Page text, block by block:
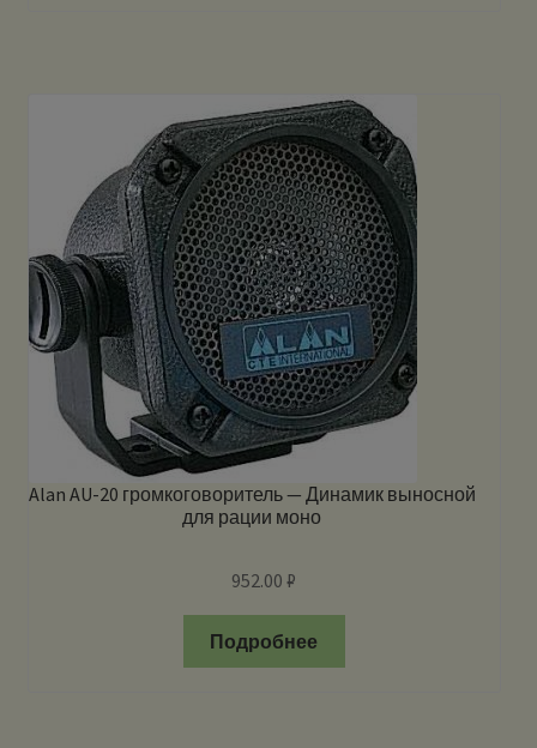
Alan AU-20 громкоговоритель — Динамик выносной
для рации моно
952.00₽
Подробнее